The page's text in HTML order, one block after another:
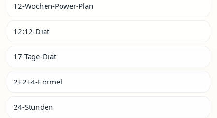
12-Wochen-Power-Plan
12:12-Diät
17-Tage-Diät
2+2+4-Formel
24-Stunden